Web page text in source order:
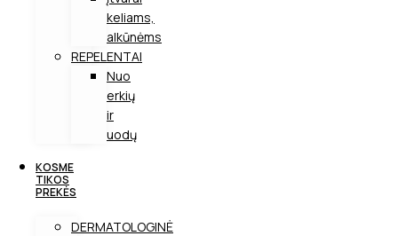
keliams,
alkūnėms
REPELENTAI
Nuo
erkių
ir
uodų
KOSME
TIKOS
PREKĖS
DERMATOLOGINĖ